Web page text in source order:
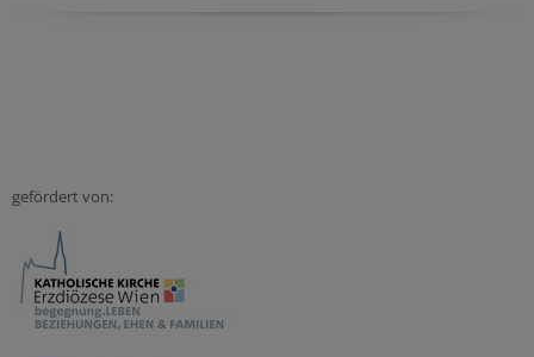
gefördert von: